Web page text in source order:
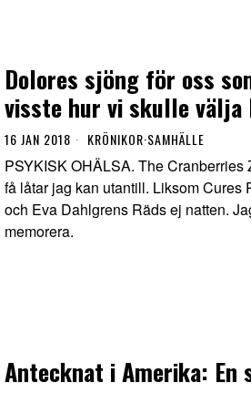
Dolores sjöng för oss
visste hur vi skulle välja
16 JAN 2018 KRÖNIKOR·SAMHÄLLE
PSYKISK OHÄLSA. The Cranberries
få låtar jag kan utantill. Liksom Cures
och Eva Dahlgrens Räds ej natten.
memorera.
Antecknat i Amerika: En